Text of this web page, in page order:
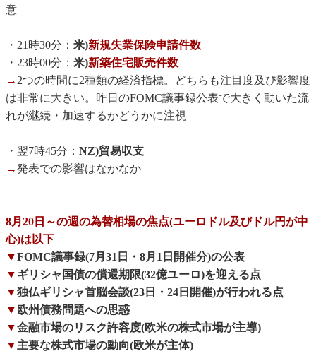
意
・21時30分： 米)新規失業保険申請件数
・23時00分： 米)新築住宅販売件数
→2つの時間に2種類の経済指標。どちらも注目度及び影響度
は非常に大きい。昨日のFOMC議事録公表で大きく動いた流
れが継続・加速するかどうかに注視
・翌7時45分： NZ)貿易収支
→発表での影響はなかなか
8月20日～の週の為替相場の焦点(ユーロドル及びドル円が中
心)は以下
▼FOMC議事録(7月31日・8月1日開催分)の公表
▼ ギリシャ国債の償還期限(32億ユーロ)を迎える点
▼独仏ギリシャ首脳会談(23日・24日開催)が行われる点
▼ 欧州債務問題への思惑
▼金融市場のリスク許容度(欧米の株式市場が主導)
▼主要な株式市場の動向(欧米が主体)